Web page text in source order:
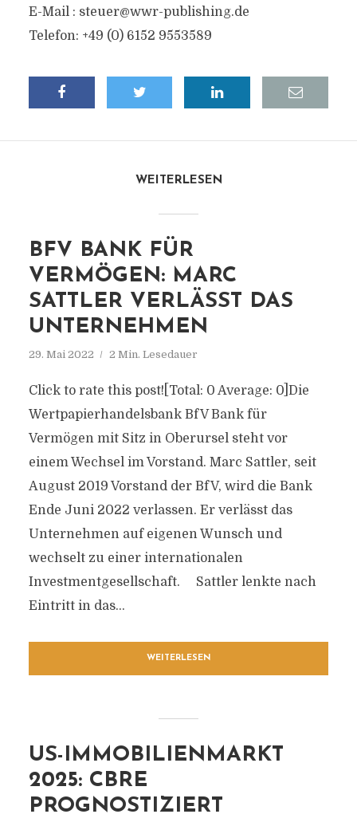
E-Mail : steuer@wwr-publishing.de
Telefon: +49 (0) 6152 9553589
WEITERLESEN
BFV BANK FÜR
VERMÖGEN: MARC
SATTLER VERLÄSST DAS
UNTERNEHMEN
29. Mai 2022 2 Min. Lesedauer
Click to rate this post![Total: 0 Average: 0]Die
Wertpapierhandelsbank BfV Bank für
Vermögen mit Sitz in Oberursel steht vor
einem Wechsel im Vorstand. Marc Sattler, seit
August 2019 Vorstand der BfV, wird die Bank
Ende Juni 2022 verlassen. Er verlässt das
Unternehmen auf eigenen Wunsch und
wechselt zu einer internationalen
Investmentgesellschaft. Sattler lenkte nach
Eintritt in das...
WEITERLESEN
US-IMMOBILIENMARKT
2025: CBRE
PROGNOSTIZIERT